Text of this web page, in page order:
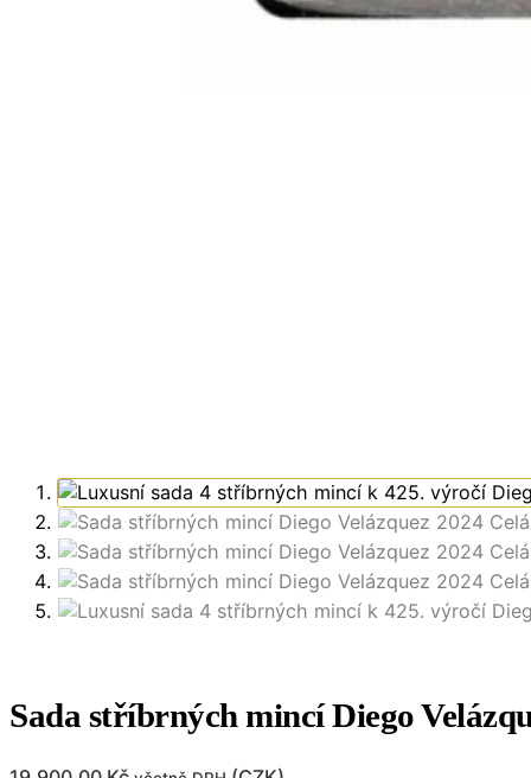
Sada stříbrných mincí Diego